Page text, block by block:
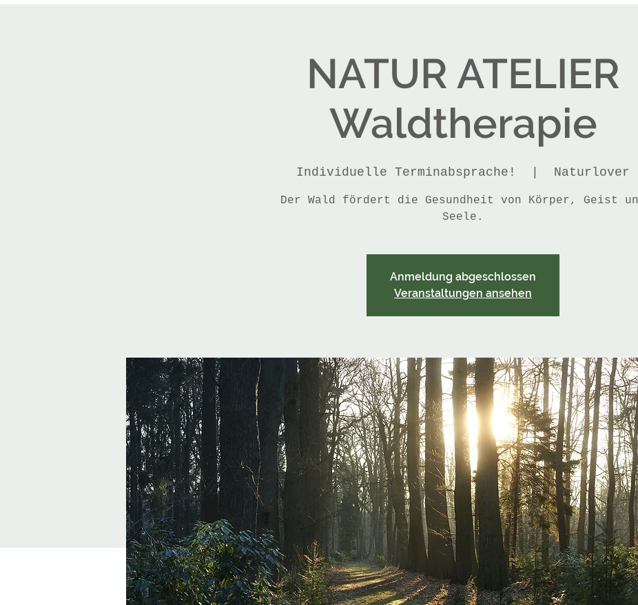
NATUR ATELIER
Waldtherapie
Individuelle Terminabsprache! Naturlover
Der Wald fördert die Gesundheit von Körper, Geist
Seele.
Anmeldung abgeschlossen
Veranstaltungen ansehen